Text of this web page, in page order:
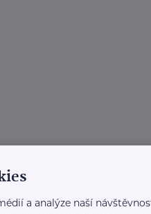
a analýze naší